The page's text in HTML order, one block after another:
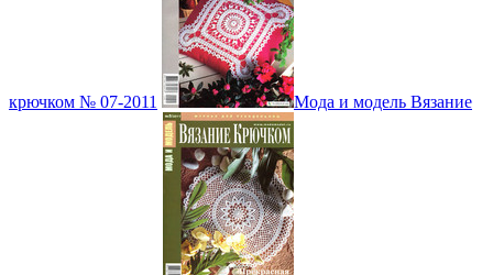
крючком № 07-2011 Мода и модель Вязание